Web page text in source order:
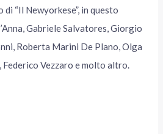
“Il Newyorkese”, in questo
Gabriele Salvatores, Giorgio
Roberta Marini De Plano, Olga
Federico Vezzaro e molto altro.